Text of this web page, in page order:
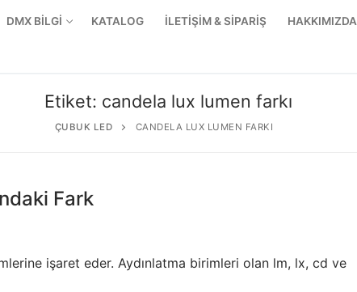
DMX BİLGİ KATALOG İLETİŞİM & SİPARİŞ HAKKIMIZDA
Etiket: candela lux lumen farkı
ÇUBUK LED CANDELA LUX LUMEN FARKI
Fark
işaret eder. Aydınlatma birimleri olan lm, lx, cd ve